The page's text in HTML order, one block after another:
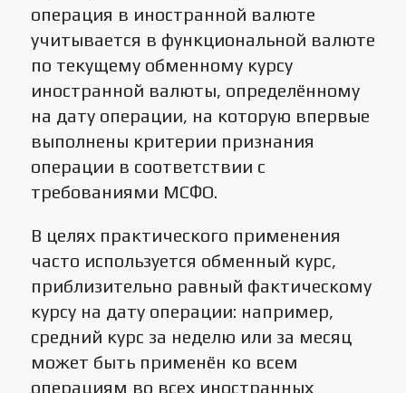
операция в иностранной валюте
учитывается в функциональной валюте
по текущему обменному курсу
иностранной валюты, определённому
на дату операции, на которую впервые
выполнены критерии признания
операции в соответствии с
требованиями МСФО.
В целях практического применения
часто используется обменный курс,
приблизительно равный фактическому
курсу на дату операции: например,
средний курс за неделю или за месяц
может быть применён ко всем
операциям во всех иностранных